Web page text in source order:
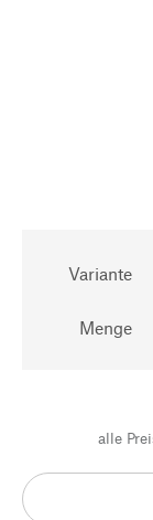
Variante
Menge
alle